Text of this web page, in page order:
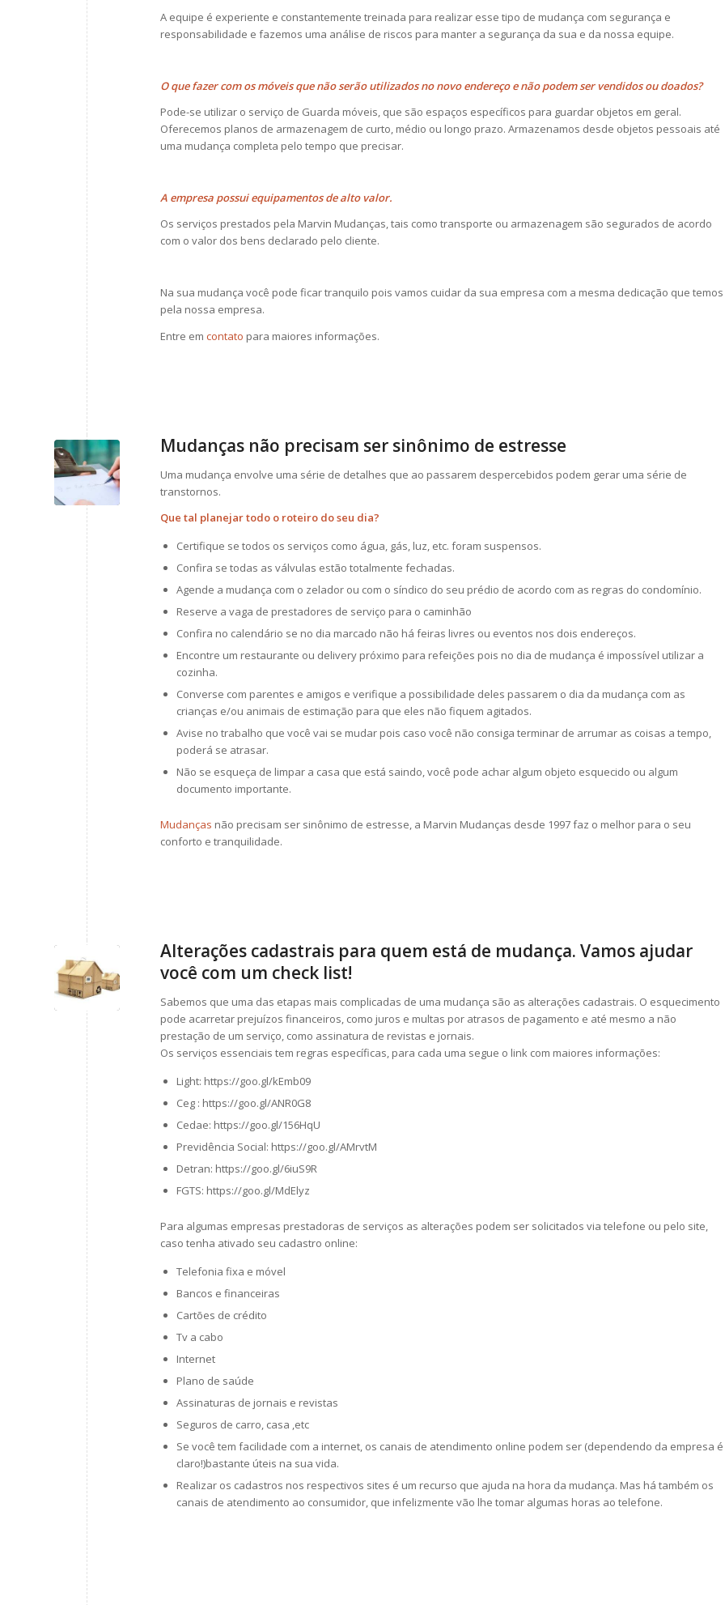
A equipe é experiente e constantemente treinada para realizar esse tipo de mudança com segurança e
responsabilidade e fazemos uma análise de riscos para manter a segurança da sua e da nossa equipe.
O que fazer com os móveis que não serão utilizados no novo endereço e não podem ser vendidos ou doados?
Pode-se utilizar o serviço de Guarda móveis, que são espaços específicos para guardar objetos em geral.
Oferecemos planos de armazenagem de curto, médio ou longo prazo. Armazenamos desde objetos pessoais até
uma mudança completa pelo tempo que precisar.
A empresa possui equipamentos de alto valor.
Os serviços prestados pela Marvin Mudanças, tais como transporte ou armazenagem são segurados de acordo
com o valor dos bens declarado pelo cliente.
Na sua mudança você pode ficar tranquilo pois vamos cuidar da sua empresa com a mesma dedicação que temos
pela nossa empresa.
Entre em contato para maiores informações.
Mudanças não precisam ser sinônimo de estresse
Uma mudança envolve uma série de detalhes que ao passarem despercebidos podem gerar uma série de
transtornos.
Que tal planejar todo o roteiro do seu dia?
Certifique se todos os serviços como água, gás, luz, etc. foram suspensos.
Confira se todas as válvulas estão totalmente fechadas.
Agende a mudança com o zelador ou com o síndico do seu prédio de acordo com as regras do condomínio.
Reserve a vaga de prestadores de serviço para o caminhão
Confira no calendário se no dia marcado não há feiras livres ou eventos nos dois endereços.
Encontre um restaurante ou delivery próximo para refeições pois no dia de mudança é impossível utilizar a
cozinha.
Converse com parentes e amigos e verifique a possibilidade deles passarem o dia da mudança com as
crianças e/ou animais de estimação para que eles não fiquem agitados.
Avise no trabalho que você vai se mudar pois caso você não consiga terminar de arrumar as coisas a tempo,
poderá se atrasar.
Não se esqueça de limpar a casa que está saindo, você pode achar algum objeto esquecido ou algum
documento importante.
Mudanças não precisam ser sinônimo de estresse, a Marvin Mudanças desde 1997 faz o melhor para o seu
conforto e tranquilidade.
Alterações cadastrais para quem está de mudança. Vamos ajudar
você com um check list!
Sabemos que uma das etapas mais complicadas de uma mudança são as alterações cadastrais. O esquecimento
pode acarretar prejuízos financeiros, como juros e multas por atrasos de pagamento e até mesmo a não
prestação de um serviço, como assinatura de revistas e jornais.
Os serviços essenciais tem regras específicas, para cada uma segue o link com maiores informações:
Light: https://goo.gl/kEmb09
Ceg : https://goo.gl/ANR0G8
Cedae: https://goo.gl/156HqU
Previdência Social: https://goo.gl/AMrvtM
Detran: https://goo.gl/6iuS9R
FGTS: https://goo.gl/MdElyz
Para algumas empresas prestadoras de serviços as alterações podem ser solicitados via telefone ou pelo site,
caso tenha ativado seu cadastro online:
Telefonia fixa e móvel
Bancos e financeiras
Cartões de crédito
Tv a cabo
Internet
Plano de saúde
Assinaturas de jornais e revistas
Seguros de carro, casa ,etc
Se você tem facilidade com a internet, os canais de atendimento online podem ser (dependendo da empresa é
claro!)bastante úteis na sua vida.
Realizar os cadastros nos respectivos sites é um recurso que ajuda na hora da mudança. Mas há também os
canais de atendimento ao consumidor, que infelizmente vão lhe tomar algumas horas ao telefone.